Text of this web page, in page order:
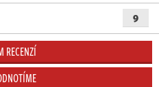
9
RECENZÍ